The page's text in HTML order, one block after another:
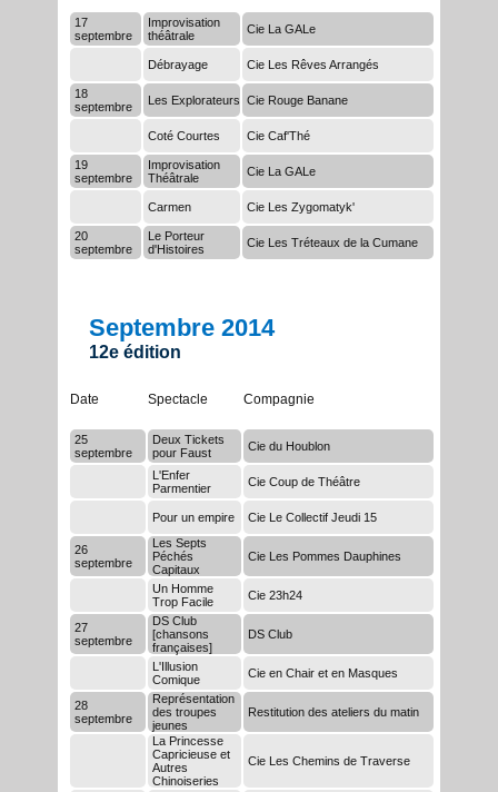
17
septembre
Improvisation
théâtrale
Cie La GALe
Débrayage Cie Les Rêves Arrangés
18
septembre
Les Explorateurs Cie Rouge Banane
Coté Courtes Cie Caf'Thé
19
septembre
Improvisation
Théâtrale
Cie La GALe
Carmen Cie Les Zygomatyk'
20
septembre
Le Porteur
d'Histoires
Cie Les Tréteaux de la Cumane
Septembre 2014
12e édition
Date Spectacle Compagnie
25
septembre
Deux Tickets
pour Faust
Cie du Houblon
L'Enfer
Parmentier
Cie Coup de Théâtre
Pour un empire Cie Le Collectif Jeudi 15
26
septembre
Les Septs
Péchés
Capitaux
Cie Les Pommes Dauphines
Un Homme
Trop Facile
Cie 23h24
27
septembre
DS Club
[chansons
françaises]
DS Club
L'Illusion
Comique
Cie en Chair et en Masques
28
septembre
Représentation
des troupes
jeunes
Restitution des ateliers du matin
La Princesse
Capricieuse et
Autres
Chinoiseries
Cie Les Chemins de Traverse